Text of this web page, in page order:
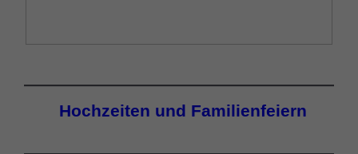
Hochzeiten und Familienfeiern